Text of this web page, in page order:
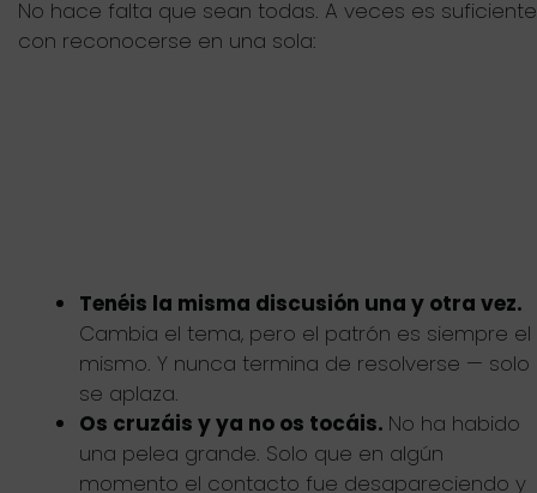
No hace falta que sean todas. A veces es suficiente
con reconocerse en una sola:
Tenéis la misma discusión una y otra vez.
Cambia el tema, pero el patrón es siempre el
mismo. Y nunca termina de resolverse — solo
se aplaza.
Os cruzáis y ya no os tocáis. No ha habido
una pelea grande. Solo que en algún
momento el contacto fue desapareciendo y